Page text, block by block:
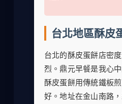
台北地區酥皮
台北的酥皮蛋餅店密
烈。鼎元早餐是我心
酥皮蛋餅用傳統鐵板
好。地址在金山南路